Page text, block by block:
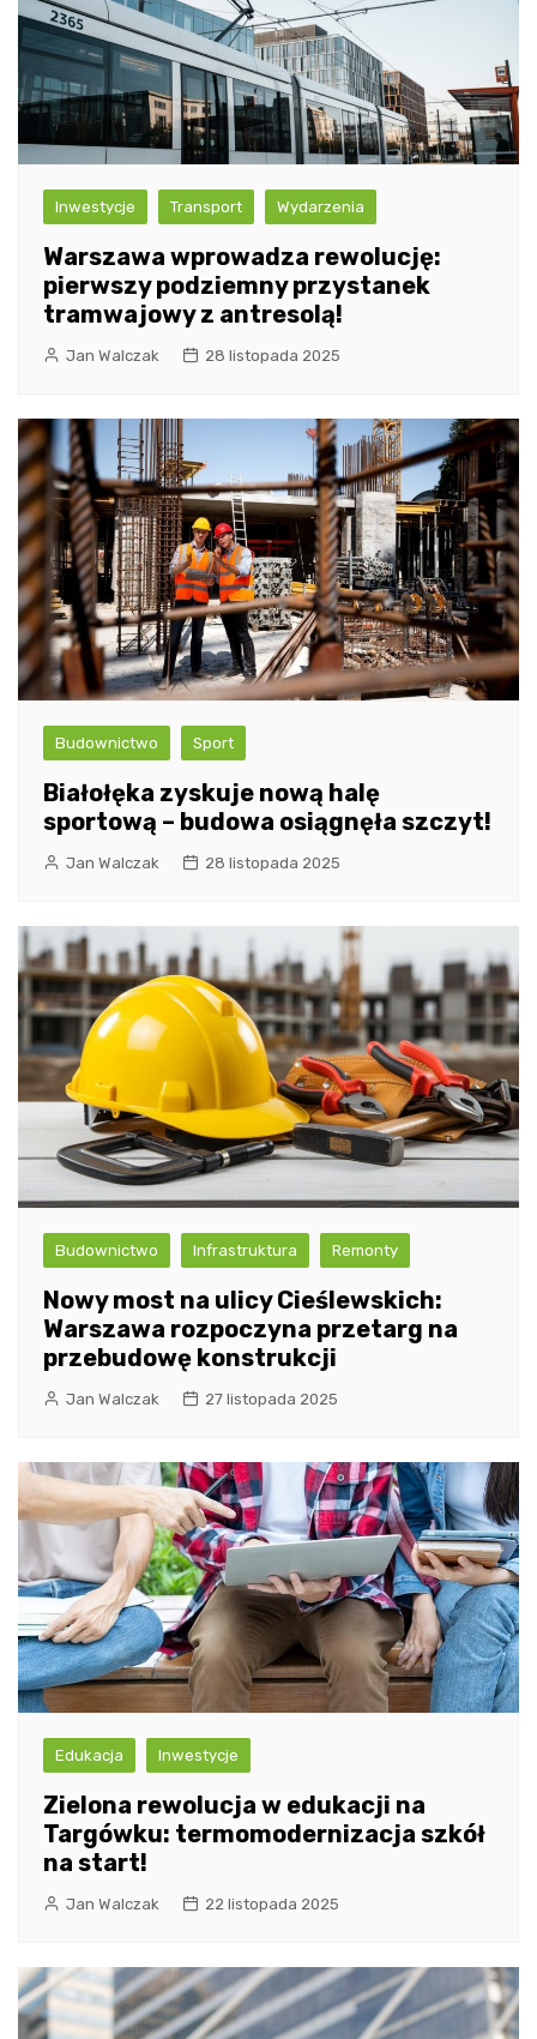
Inwestycje Transport Wydarzenia
Warszawa wprowadza rewolucję:
pierwszy podziemny przystanek
tramwajowy z antresolą!
Jan Walczak 28 listopada 2025
Budownictwo Sport
Białołęka zyskuje nową halę
sportową – budowa osiągnęła szczyt!
Jan Walczak 28 listopada 2025
Budownictwo Infrastruktura Remonty
Nowy most na ulicy Cieślewskich:
Warszawa rozpoczyna przetarg na
przebudowę konstrukcji
Jan Walczak 27 listopada 2025
Edukacja Inwestycje
Zielona rewolucja w edukacji na
Targówku: termomodernizacja szkół
na start!
Jan Walczak 22 listopada 2025